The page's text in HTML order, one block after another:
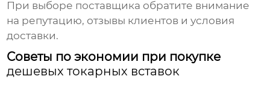
При выборе поставщика обратите внимание
на репутацию, отзывы клиентов и условия
доставки.
Советы по экономии при покупке
дешевых токарных вставок